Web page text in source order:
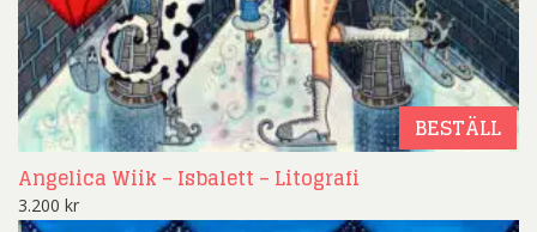
BESTÄLL
Angelica Wiik – Isbalett – Litografi
3.200 kr